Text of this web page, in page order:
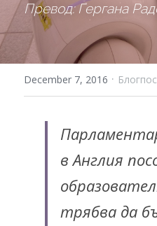
Превод: Гергана
December 7, 2016 ·
в Англия
трябва да